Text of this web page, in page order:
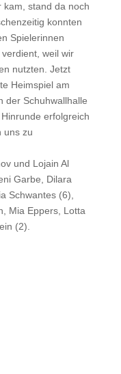
kam, stand da noch
konnten
Spielerinnen
weil wir
nutzten. Jetzt
Heimspiel am
der Schuhwallhalle
erfolgreich
uns zu
und Lojain Al
Garbe, Dilara
Schwantes (6),
Mia Eppers, Lotta
(2).